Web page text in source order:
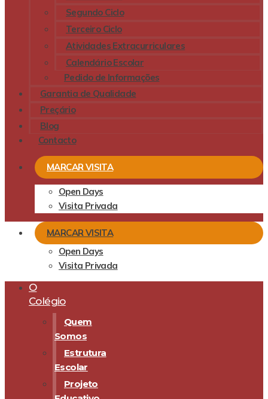
Segundo Ciclo
Terceiro Ciclo
Atividades Extracurriculares
Calendário Escolar
Pedido de Informações
Garantia de Qualidade
Preçário
Blog
Contacto
MARCAR VISITA
Open Days
Visita Privada
MARCAR VISITA
Open Days
Visita Privada
O
Colégio
Quem
Somos
Estrutura
Escolar
Projeto